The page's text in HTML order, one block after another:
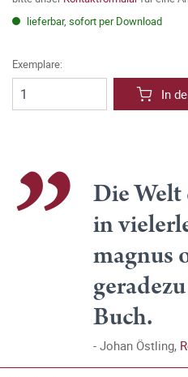
lieferbar, sofort per Download
Exemplare:
In
Die Welt
in
magnus
Buch.
Johan Östling,